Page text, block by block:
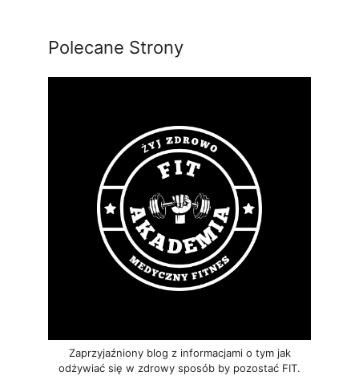
Polecane Strony
Zaprzyjaźniony blog z informacjami o tym jak
odżywiać się w zdrowy sposób by pozostać FIT.